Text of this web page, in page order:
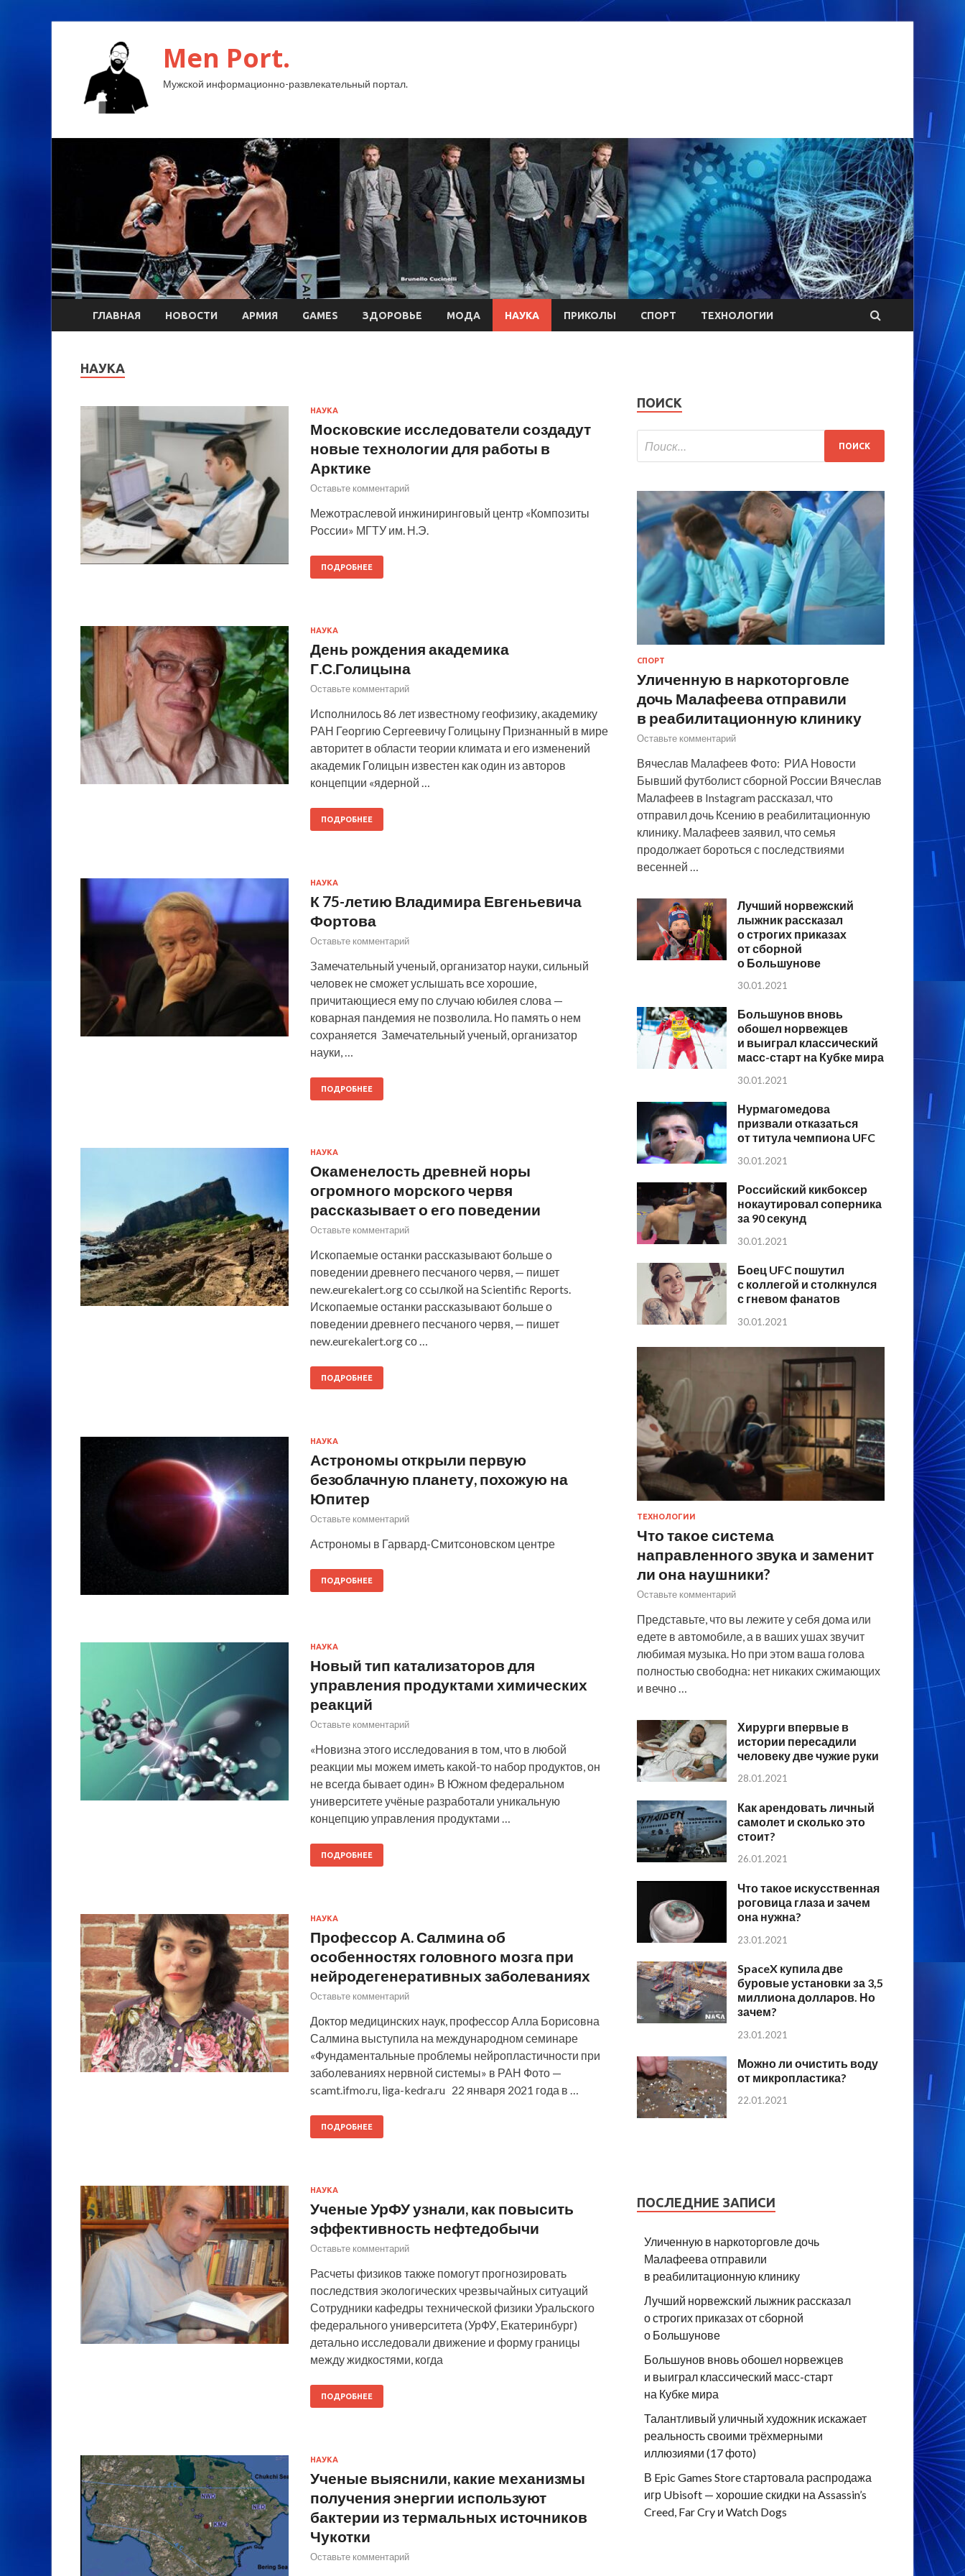
Men Port.
Мужской информационно-развлекательный портал.
ГЛАВНАЯ НОВОСТИ АРМИЯ GAMES ЗДОРОВЬЕ МОДА НАУКА ПРИКОЛЫ СПОРТ ТЕХНОЛОГИИ
НАУКА
НАУКА
Московские исследователи создадут
новые технологии для работы в
Арктике
Оставьте комментарий
Межотраслевой инжиниринговый центр «Композиты
России» МГТУ им. Н.Э.
ПОДРОБНЕЕ
НАУКА
День рождения академика
Г.С.Голицына
Оставьте комментарий
Исполнилось 86 лет известному геофизику, академику
РАН Георгию Сергеевичу Голицыну Признанный в мире
авторитет в области теории климата и его изменений
академик Голицын известен как один из авторов
концепции «ядерной …
ПОДРОБНЕЕ
НАУКА
К 75-летию Владимира Евгеньевича
Фортова
Оставьте комментарий
Замечательный ученый, организатор науки, сильный
человек не сможет услышать все хорошие,
причитающиеся ему по случаю юбилея слова —
коварная пандемия не позволила. Но память о нем
сохраняется Замечательный ученый, организатор
науки, …
ПОДРОБНЕЕ
НАУКА
Окаменелость древней норы
огромного морского червя
рассказывает о его поведении
Оставьте комментарий
Ископаемые останки рассказывают больше о
поведении древнего песчаного червя, — пишет
new.eurekalert.org со ссылкой на Scientific Reports.
Ископаемые останки рассказывают больше о
поведении древнего песчаного червя, — пишет
new.eurekalert.org со …
ПОДРОБНЕЕ
НАУКА
Астрономы открыли первую
безоблачную планету, похожую на
Юпитер
Оставьте комментарий
Астрономы в Гарвард-Смитсоновском центре
ПОДРОБНЕЕ
НАУКА
Новый тип катализаторов для
управления продуктами химических
реакций
Оставьте комментарий
«Новизна этого исследования в том, что в любой
реакции мы можем иметь какой-то набор продуктов, он
не всегда бывает один» В Южном федеральном
университете учёные разработали уникальную
концепцию управления продуктами …
ПОДРОБНЕЕ
НАУКА
Профессор А. Салмина об
особенностях головного мозга при
нейродегенеративных заболеваниях
Оставьте комментарий
Доктор медицинских наук, профессор Алла Борисовна
Салмина выступила на международном семинаре
«Фундаментальные проблемы нейропластичности при
заболеваниях нервной системы» в РАН Фото —
scamt.ifmo.ru, liga-kedra.ru 22 января 2021 года в …
ПОДРОБНЕЕ
НАУКА
Ученые УрФУ узнали, как повысить
эффективность нефтедобычи
Оставьте комментарий
Расчеты физиков также помогут прогнозировать
последствия экологических чрезвычайных ситуаций
Сотрудники кафедры технической физики Уральского
федерального университета (УрФУ, Екатеринбург)
детально исследовали движение и форму границы
между жидкостями, когда
ПОДРОБНЕЕ
НАУКА
Ученые выяснили, какие механизмы
получения энергии используют
бактерии из термальных источников
Чукотки
Оставьте комментарий
ПОИСК
СПОРТ
Уличенную в наркоторговле
дочь Малафеева отправили
в реабилитационную клинику
Оставьте комментарий
Вячеслав Малафеев Фото: РИА Новости
Бывший футболист сборной России Вячеслав
Малафеев в Instagram рассказал, что
отправил дочь Ксению в реабилитационную
клинику. Малафеев заявил, что семья
продолжает бороться с последствиями
весенней …
Лучший норвежский
лыжник рассказал
о строгих приказах
от сборной
о Большунове
30.01.2021
Большунов вновь
обошел норвежцев
и выиграл классический
масс-старт на Кубке мира
30.01.2021
Нурмагомедова
призвали отказаться
от титула чемпиона UFC
30.01.2021
Российский кикбоксер
нокаутировал соперника
за 90 секунд
30.01.2021
Боец UFC пошутил
с коллегой и столкнулся
с гневом фанатов
30.01.2021
ТЕХНОЛОГИИ
Что такое система
направленного звука и заменит
ли она наушники?
Оставьте комментарий
Представьте, что вы лежите у себя дома или
едете в автомобиле, а в ваших ушах звучит
любимая музыка. Но при этом ваша голова
полностью свободна: нет никаких сжимающих
и вечно …
Хирурги впервые в
истории пересадили
человеку две чужие руки
28.01.2021
Как арендовать личный
самолет и сколько это
стоит?
26.01.2021
Что такое искусственная
роговица глаза и зачем
она нужна?
23.01.2021
SpaceX купила две
буровые установки за 3,5
миллиона долларов. Но
зачем?
23.01.2021
Можно ли очистить воду
от микропластика?
22.01.2021
ПОСЛЕДНИЕ ЗАПИСИ
Уличенную в наркоторговле дочь
Малафеева отправили
в реабилитационную клинику
Лучший норвежский лыжник рассказал
о строгих приказах от сборной
о Большунове
Большунов вновь обошел норвежцев
и выиграл классический масс-старт
на Кубке мира
Талантливый уличный художник искажает
реальность своими трёхмерными
иллюзиями (17 фото)
В Epic Games Store стартовала распродажа
игр Ubisoft — хорошие скидки на Assassin’s
Creed, Far Cry и Watch Dogs